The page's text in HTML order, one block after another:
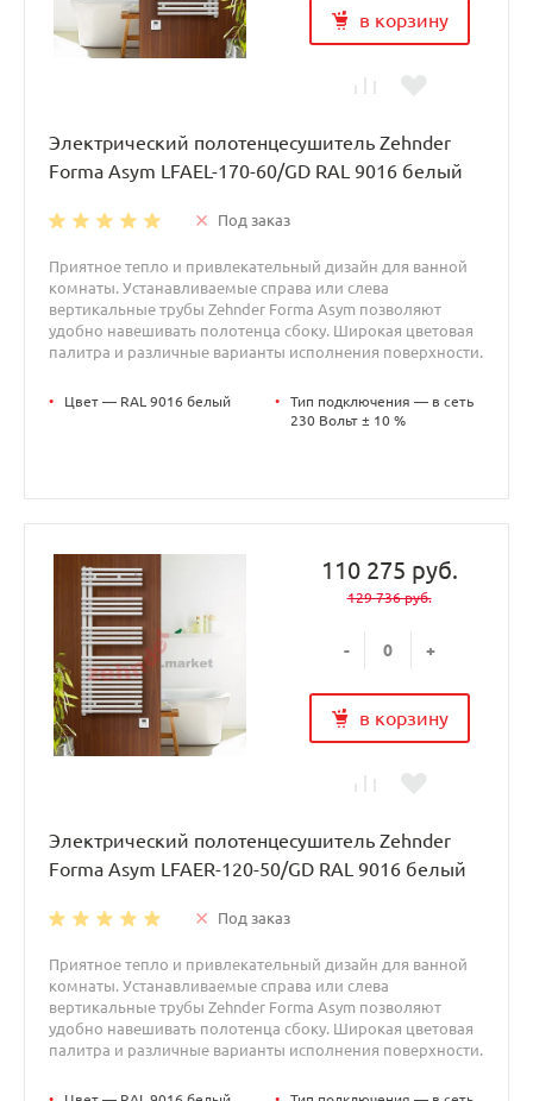
в корзину
Электрический полотенцесушитель Zehnder
Forma Asym LFAEL-170-60/GD RAL 9016 белый
Под заказ
Приятное тепло и привлекательный дизайн для ванной
комнаты. Устанавливаемые справа или слева
вертикальные трубы Zehnder Forma Asym позволяют
удобно навешивать полотенца сбоку. Широкая цветовая
палитра и различные варианты исполнения поверхности.
• Цвет — RAL 9016 белый •
Тип подключения — в сеть
230 Вольт ± 10 %
110 275 руб.
129 736 руб.
- +
в корзину
Электрический полотенцесушитель Zehnder
Forma Asym LFAER-120-50/GD RAL 9016 белый
Под заказ
Приятное тепло и привлекательный дизайн для ванной
комнаты. Устанавливаемые справа или слева
вертикальные трубы Zehnder Forma Asym позволяют
удобно навешивать полотенца сбоку. Широкая цветовая
палитра и различные варианты исполнения поверхности.